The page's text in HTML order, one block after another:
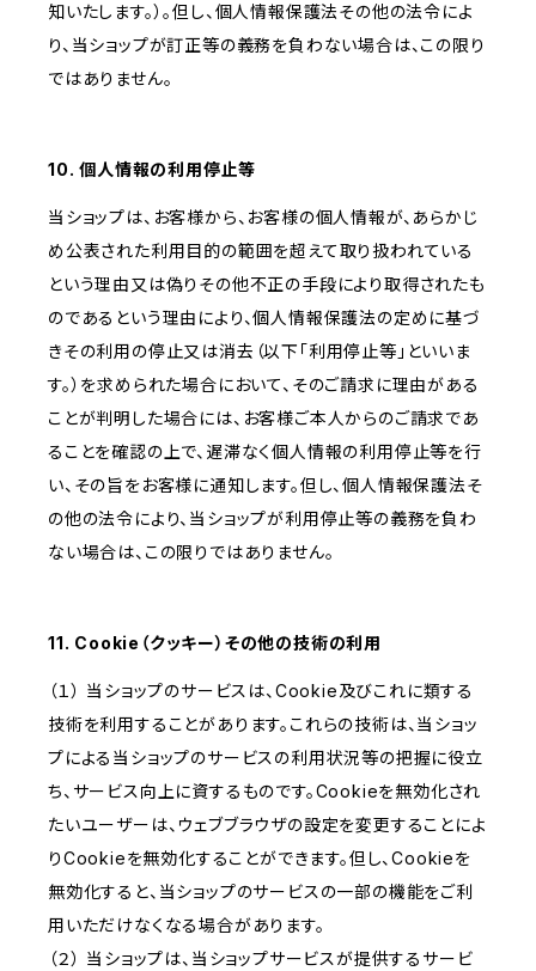
知いたします。）。但し、個人情報保護法その他の法令によ
り、当ショップが訂正等の義務を負わない場合は、この限り
ではありません。
10. 個人情報の利用停止等
当ショップは、お客様から、お客様の個人情報が、あらかじ
め公表された利用目的の範囲を超えて取り扱われている
という理由又は偽りその他不正の手段により取得されたも
のであるという理由により、個人情報保護法の定めに基づ
きその利用の停止又は消去（以下「利用停止等」といいま
す。）を求められた場合において、そのご請求に理由がある
ことが判明した場合には、お客様ご本人からのご請求であ
ることを確認の上で、遅滞なく個人情報の利用停止等を行
い、その旨をお客様に通知します。但し、個人情報保護法そ
の他の法令により、当ショップが利用停止等の義務を負わ
ない場合は、この限りではありません。
11. Cookie（クッキー）その他の技術の利用
（１） 当ショップのサービスは、Cookie及びこれに類する
技術を利用することがあります。これらの技術は、当ショッ
プによる当ショップのサービスの利用状況等の把握に役立
ち、サービス向上に資するものです。Cookieを無効化され
たいユーザーは、ウェブブラウザの設定を変更することによ
りCookieを無効化することができます。但し、Cookieを
無効化すると、当ショップのサービスの一部の機能をご利
用いただけなくなる場合があります。
（２） 当ショップは、当ショップサービスが提供するサービ